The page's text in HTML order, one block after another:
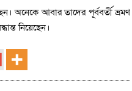
অনেকে আবার তাদের পূর্ববর্তী ভ্রমণ
নিয়েছেন।